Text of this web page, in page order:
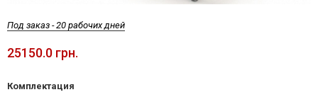
Под заказ - 20 рабочих дней
25150.0 грн.
Комплектация